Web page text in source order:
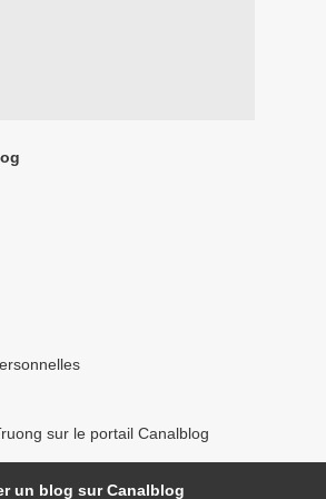
sur le portail Canalblog
un blog sur Canalblog